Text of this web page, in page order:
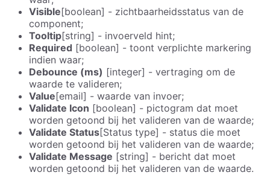
Visible[boolean] - zichtbaarheidsstatus van de
component;
Tooltip[string] - invoerveld hint;
Required [boolean] - toont verplichte markering
indien waar;
Debounce (ms) [integer] - vertraging om de
waarde te valideren;
Value[email] - waarde van invoer;
Validate Icon [boolean] - pictogram dat moet
worden getoond bij het valideren van de waarde;
Validate Status[Status type] - status die moet
worden getoond bij het valideren van de waarde;
Validate Message [string] - bericht dat moet
worden getoond bij het valideren van de waarde.